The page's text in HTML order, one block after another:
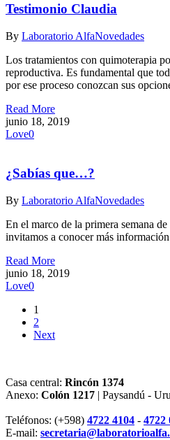
Testimonio Claudia
By Laboratorio AlfaNovedades
Los tratamientos con quimoterapia
reproductiva. Es fundamental que
por ese proceso conozcan sus
Read More
junio 18, 2019
Love0
¿Sabías que…?
By Laboratorio AlfaNovedades
En el marco de la primera semana
invitamos a conocer más
Read More
junio 18, 2019
Love0
1
2
Next
Casa central: Rincón 1374
Anexo: Colón 1217 | Paysandú -
Teléfonos: (+598) 4722 4104 - 4722
E-mail: